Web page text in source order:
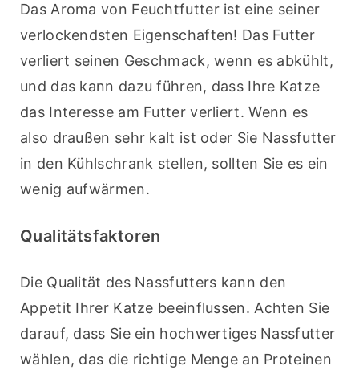
Das Aroma von Feuchtfutter ist eine seiner
verlockendsten Eigenschaften! Das Futter
verliert seinen Geschmack, wenn es abkühlt,
und das kann dazu führen, dass Ihre Katze
das Interesse am Futter verliert. Wenn es
also draußen sehr kalt ist oder Sie Nassfutter
in den Kühlschrank stellen, sollten Sie es ein
wenig aufwärmen.
Qualitätsfaktoren
Die Qualität des Nassfutters kann den
Appetit Ihrer Katze beeinflussen. Achten Sie
darauf, dass Sie ein hochwertiges Nassfutter
wählen, das die richtige Menge an Proteinen